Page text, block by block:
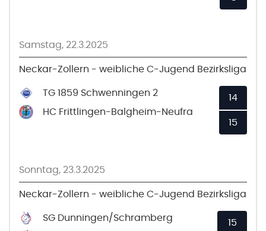
Samstag, 22.3.2025
Neckar-Zollern - weibliche C-Jugend Bezirksliga
TG 1859 Schwenningen 2
HC Frittlingen-Balgheim-Neufra
14
15
Sonntag, 23.3.2025
Neckar-Zollern - weibliche C-Jugend Bezirksliga
SG Dunningen/Schramberg
15